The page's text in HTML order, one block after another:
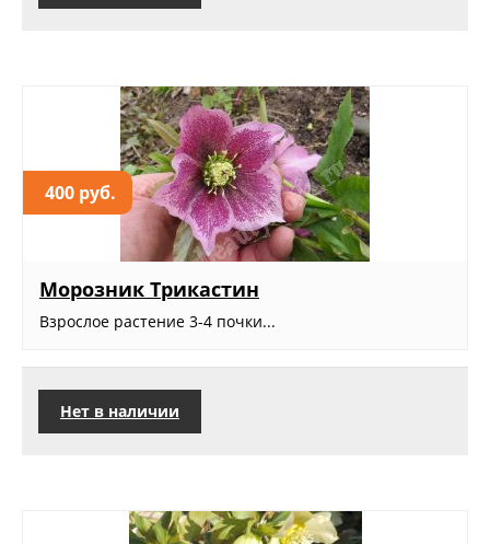
400 руб.
Морозник Трикастин
Взрослое растение 3-4 почки...
Нет в наличии